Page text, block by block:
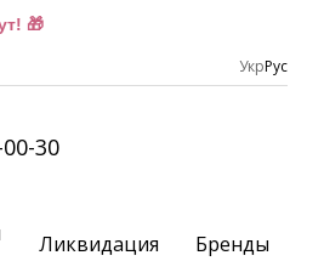
🎁
УкрРус
30
Ликвидация Бренды